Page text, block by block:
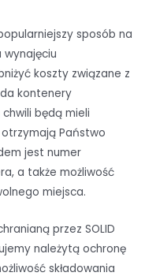
sposób na
koszty związane z
kontenery
będą mieli
Państwo
jest numer
a także możliwość
miejsca.
przez SOLID
należytą ochronę
składowania